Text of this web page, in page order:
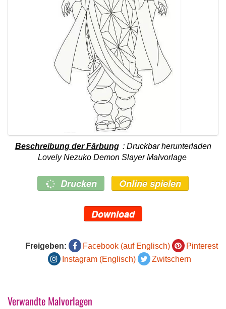
Beschreibung der Färbung : Druckbar herunterladen
Lovely Nezuko Demon Slayer Malvorlage
Drucken Online spielen
Download
Freigeben: Facebook (auf Englisch)
Pinterest
Instagram (Englisch)
Zwitschern
Verwandte Malvorlagen